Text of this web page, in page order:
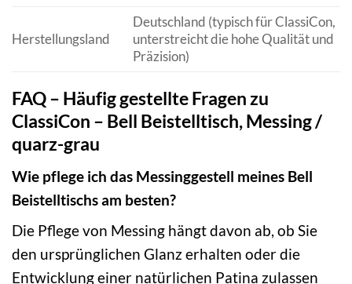
Herstellungsland
Deutschland (typisch für ClassiCon,
unterstreicht die hohe Qualität und
Präzision)
FAQ – Häufig gestellte Fragen zu
ClassiCon – Bell Beistelltisch, Messing /
quarz-grau
Wie pflege ich das Messinggestell meines Bell
Beistelltischs am besten?
Die Pflege von Messing hängt davon ab, ob Sie
den ursprünglichen Glanz erhalten oder die
Entwicklung einer natürlichen Patina zulassen